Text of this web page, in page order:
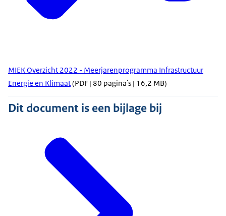
MIEK Overzicht 2022 - Meerjarenprogramma Infrastructuur
Energie en Klimaat(PDF | 80 pagina's | 16,2 MB)
Dit document is een bijlage bij